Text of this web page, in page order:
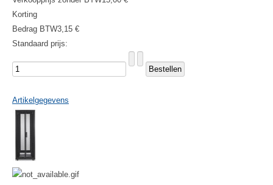
Korting
Bedrag BTW3,15 €
Standaard prijs:
Artikelgegevens